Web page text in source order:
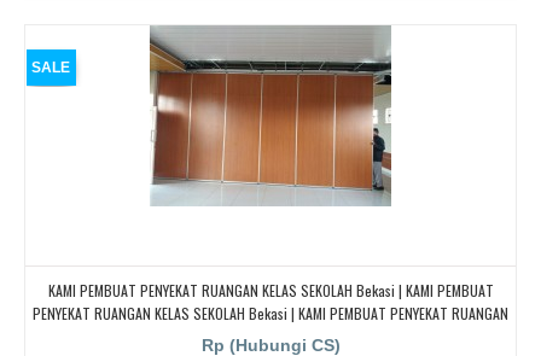
SALE
KAMI PEMBUAT PENYEKAT RUANGAN KELAS SEKOLAH Bekasi | KAMI PEMBUAT
PENYEKAT RUANGAN KELAS SEKOLAH Bekasi | KAMI PEMBUAT PENYEKAT RUANGAN
KELAS SEKOLAH Bekasi | KAMI PEMBUAT PENYEKAT RUANGAN KELAS SEKOLAH
Rp (Hubungi CS)